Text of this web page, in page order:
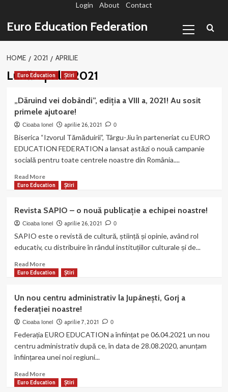
conținut
Login About Contact
Euro Education Federation
Menu
HOME 2021 APRILIE
Lună:aprilie 2021
Euro Education Știri
„Dăruind vei dobândi”, ediția a VIII a, 2021! Au sosit
primele ajutoare!
Cioaba Ionel aprilie 26, 2021 0
Biserica “Izvorul Tămăduirii”, Târgu-Jiu în parteneriat cu EURO
EDUCATION FEDERATION a lansat astăzi o nouă campanie
socială pentru toate centrele noastre din România....
Read MoreRead
more
vei
dobândi”,
ediția
a,
2021!
primele
ajutoare!
Euro Education Știri
Revista SAPIO – o nouă publicație a echipei noastre!
Cioaba Ionel aprilie 26, 2021 0
SAPIO este o revistă de cultură, știință și opinie, având rol
educativ, cu distribuire în rândul instituțiilor culturale și de...
Read MoreRead
more
SAPIO
–
o
nouă
a
echipei
Euro Education Știri
Un nou centru administrativ la Jupânești, Gorj a
federației noastre!
Cioaba Ionel aprilie 7, 2021 0
Federația EURO EDUCATION a înființat pe 06.04.2021 un nou
centru administrativ după ce, în data de 28.08.2020, anunțam
înființarea unei noi regiuni...
Read MoreRead
more
Euro Education Știri